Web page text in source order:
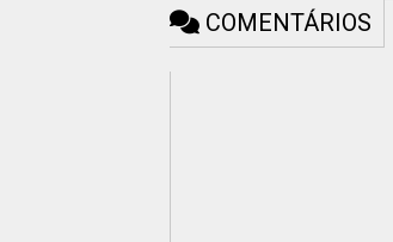
COMENTÁRIOS